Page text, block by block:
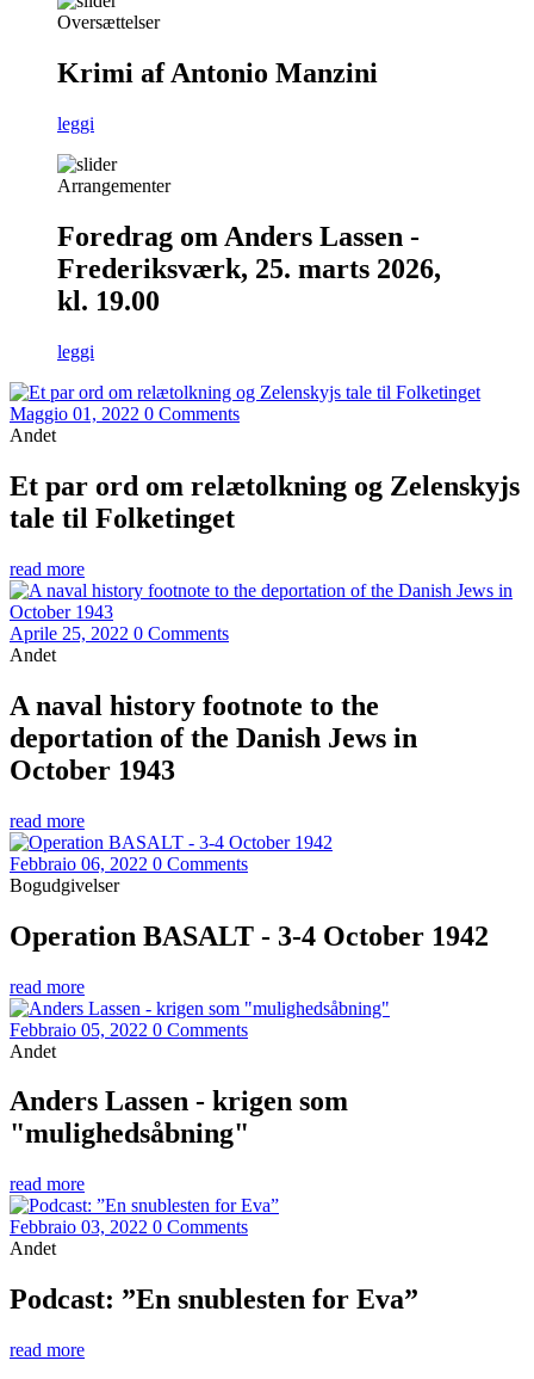
Oversættelser
Krimi af Antonio Manzini
leggi
Arrangementer
Foredrag om Anders Lassen -
Frederiksværk, 25. marts 2026,
kl. 19.00
leggi
Maggio 01, 2022 0 Comments
Andet
Et par ord om relætolkning og Zelenskyjs
tale til Folketinget
read more
Aprile 25, 2022 0 Comments
Andet
A naval history footnote to the
deportation of the Danish Jews in
October 1943
read more
Febbraio 06, 2022 0 Comments
Bogudgivelser
Operation BASALT - 3-4 October 1942
read more
Febbraio 05, 2022 0 Comments
Andet
Anders Lassen - krigen som
"mulighedsåbning"
read more
Febbraio 03, 2022 0 Comments
Andet
Podcast: ”En snublesten for Eva”
read more